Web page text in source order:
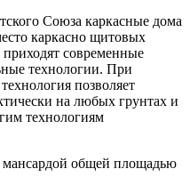
Союза каркасные дома
каркасно щитовых
приходят современные
технологии. При
позволяет
на любых грунтах и
технологиям
мансардой общей площадью